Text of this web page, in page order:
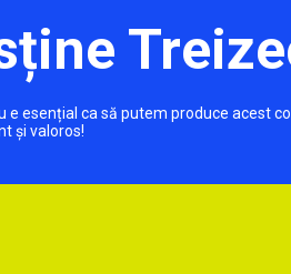
e esențial ca să putem produce acest
și valoros!